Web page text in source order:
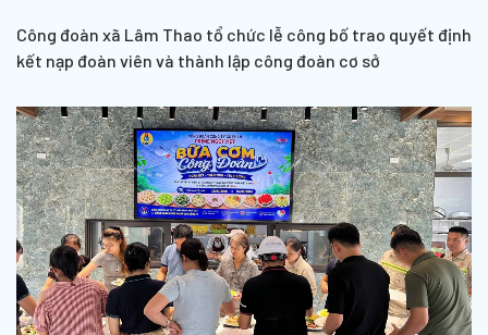
Công đoàn xã Lâm Thao tổ chức lễ công bố trao quyết định
kết nạp đoàn viên và thành lập công đoàn cơ sở